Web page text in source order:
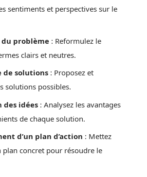
sentiments et perspectives sur le
problème : Reformulez le
clairs et neutres.
de solutions : Proposez et
solutions possibles.
des idées : Analysez les avantages
de chaque solution.
d’un plan d’action : Mettez
plan concret pour résoudre le